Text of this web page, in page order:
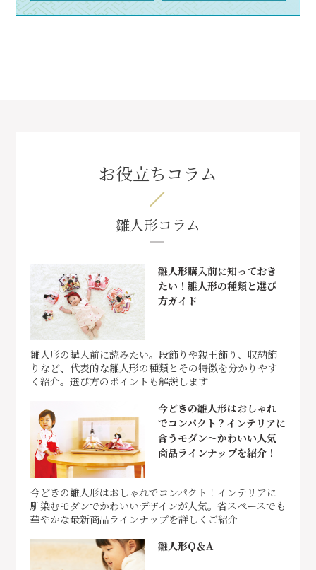
お役立ちコラム
雛人形コラム
雛人形購入前に知っておき
たい！雛人形の種類と選び
方ガイド
雛人形の購入前に読みたい。段飾りや親王飾り、収納飾
りなど、代表的な雛人形の種類とその特徴を分かりやす
く紹介。選び方のポイントも解説します
今どきの雛人形はおしゃれ
でコンパクト？インテリアに
合うモダン～かわいい人気
商品ラインナップを紹介！
今どきの雛人形はおしゃれでコンパクト！インテリアに
馴染むモダンでかわいいデザインが人気。省スペースでも
華やかな最新商品ラインナップを詳しくご紹介
雛人形Q＆A